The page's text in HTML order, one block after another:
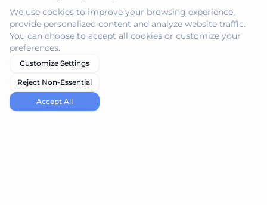
We use cookies to improve your browsing experience,
provide personalized content and analyze website traffic.
You can choose to accept all cookies or customize your
preferences.
Customize Settings
Reject Non-Essential
Accept All